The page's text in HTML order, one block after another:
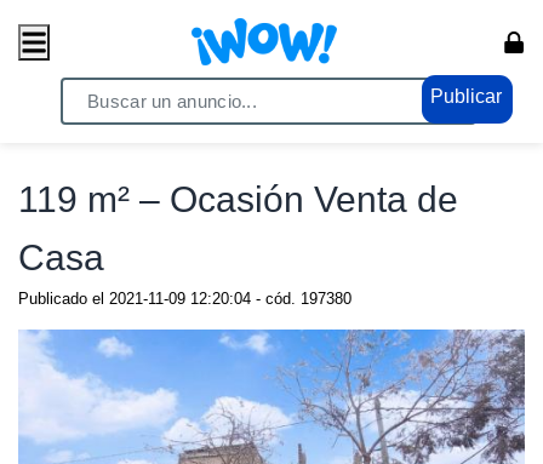
Publicar
/ Propiedades / Casas
119 m² – Ocasión Venta de
Casa
Publicado el 2021-11-09 12:20:04 - cód. 197380